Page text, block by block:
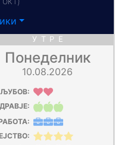
УТРЕ
Понеделник
10.08.2026
ЉУБОВ: